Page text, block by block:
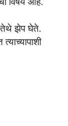
तेथे झेप घेते.